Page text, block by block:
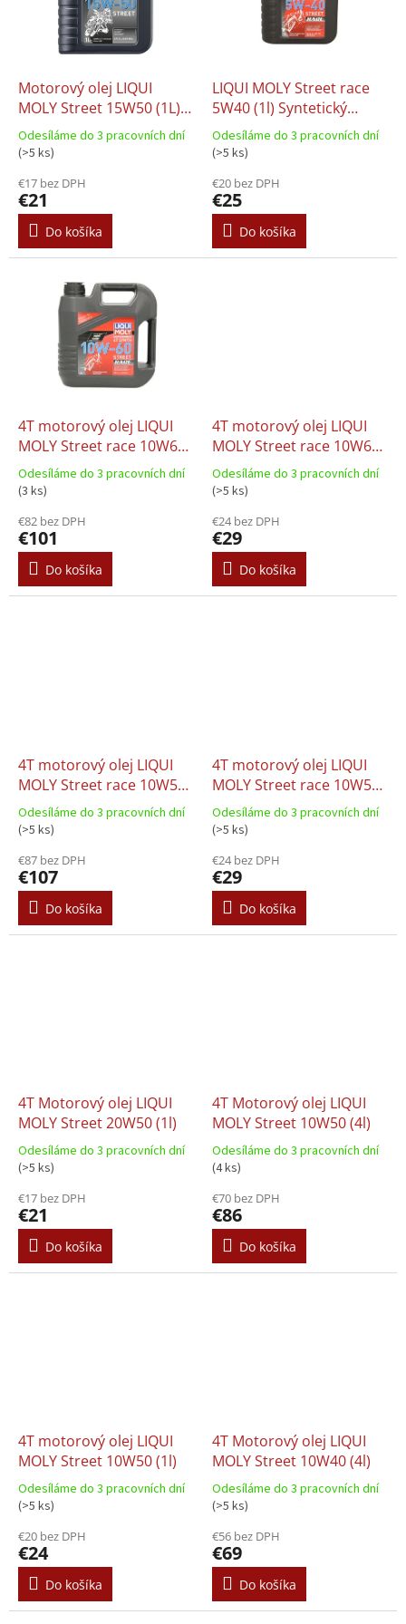
Motorový olej LIQUI
MOLY Street 15W50 (1L)
4T
Odesíláme do 3 pracovních dní
(>5 ks)
€17 bez DPH
€21
Do košíka
LIQUI MOLY Street race
5W40 (1l) Syntetický
motorový olej 4T
Odesíláme do 3 pracovních dní
(>5 ks)
€20 bez DPH
€25
Do košíka
4T motorový olej LIQUI
MOLY Street race 10W60
(4l)
Odesíláme do 3 pracovních dní
(3 ks)
€82 bez DPH
€101
Do košíka
4T motorový olej LIQUI
MOLY Street race 10W60
(1l)
Odesíláme do 3 pracovních dní
(>5 ks)
€24 bez DPH
€29
Do košíka
4T motorový olej LIQUI
MOLY Street race 10W50
(4l)
Odesíláme do 3 pracovních dní
(>5 ks)
€87 bez DPH
€107
Do košíka
4T motorový olej LIQUI
MOLY Street race 10W50
(1l)
Odesíláme do 3 pracovních dní
(>5 ks)
€24 bez DPH
€29
Do košíka
4T Motorový olej LIQUI
MOLY Street 20W50 (1l)
Odesíláme do 3 pracovních dní
(>5 ks)
€17 bez DPH
€21
Do košíka
4T Motorový olej LIQUI
MOLY Street 10W50 (4l)
Odesíláme do 3 pracovních dní
(4 ks)
€70 bez DPH
€86
Do košíka
4T motorový olej LIQUI
MOLY Street 10W50 (1l)
Odesíláme do 3 pracovních dní
(>5 ks)
€20 bez DPH
€24
Do košíka
4T Motorový olej LIQUI
MOLY Street 10W40 (4l)
Odesíláme do 3 pracovních dní
(>5 ks)
€56 bez DPH
€69
Do košíka